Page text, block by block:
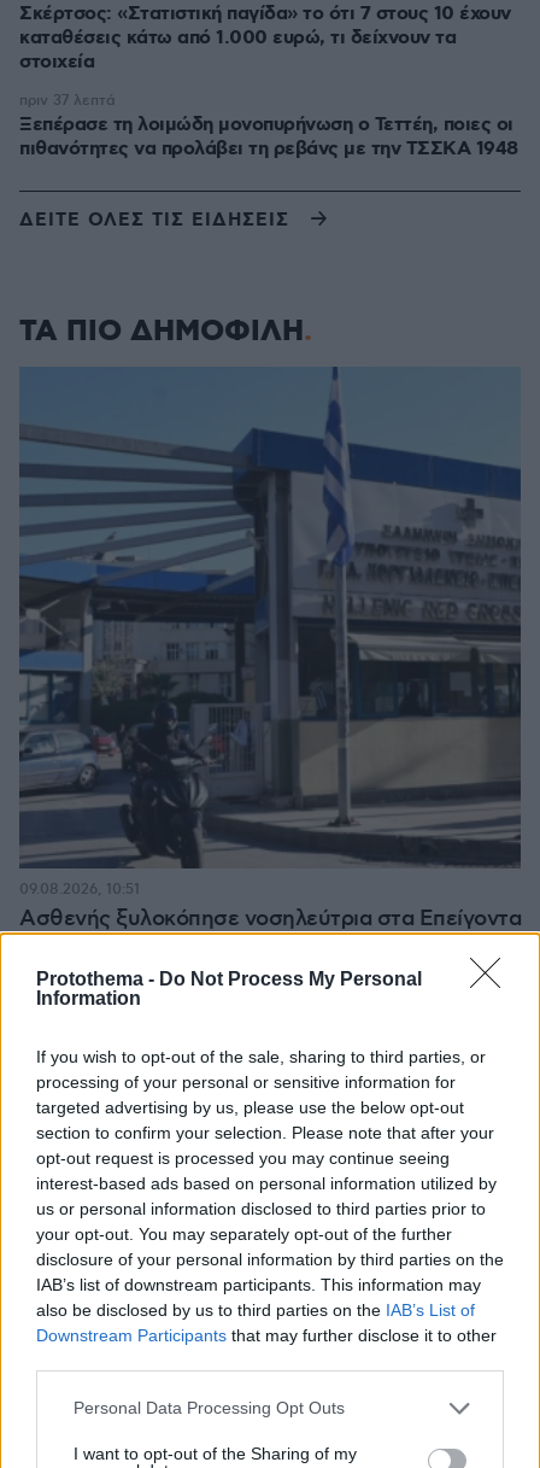
Protothema - Do Not Process My Personal
Information
If you wish to opt-out of the sale, sharing to third parties, or
processing of your personal or sensitive information for
targeted advertising by us, please use the below opt-out
section to confirm your selection. Please note that after your
opt-out request is processed you may continue seeing
interest-based ads based on personal information utilized by
us or personal information disclosed to third parties prior to
your opt-out. You may separately opt-out of the further
disclosure of your personal information by third parties on the
IAB’s list of downstream participants. This information may
also be disclosed by us to third parties on the IAB’s List of
Downstream Participants that may further disclose it to other
Please note that this website/app uses one or more Google
not limited to your visit or usage behaviour. You may click to
Personal Data Processing Opt Outs
I want to opt-out of the Sharing of my
Σκέρτσος: «Στατιστική παγίδα» το ότι 7 στους 10 έχουν
καταθέσεις κάτω από 1.000 ευρώ, τι δείχνουν τα
στοιχεία
Ξεπέρασε τη λοιμώδη μονοπυρήνωση ο Τεττέη, ποιες οι
πιθανότητες να προλάβει τη ρεβάνς με την ΤΣΣΚΑ 1948
πριν 37 λεπτά
ΔΕΙΤΕ ΟΛΕΣ ΤΙΣ ΕΙΔΗΣΕΙΣ
ΤΑ ΠΙΟ ΔΗΜΟΦΙΛΗ
Ασθενής ξυλοκόπησε νοσηλεύτρια στα Επείγοντα
και τη χτύπησε σε πόρτες - Τι καταγγέλλει η
ΠΟΕΔΗΝ
09.08.2026, 10:51